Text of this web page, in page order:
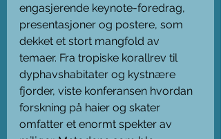
engasjerende keynote-foredrag,
presentasjoner og postere, som
dekket et stort mangfold av
temaer. Fra tropiske korallrev til
dyphavshabitater og kystnære
fjorder, viste konferansen hvordan
forskning på haier og skater
omfatter et enormt spekter av